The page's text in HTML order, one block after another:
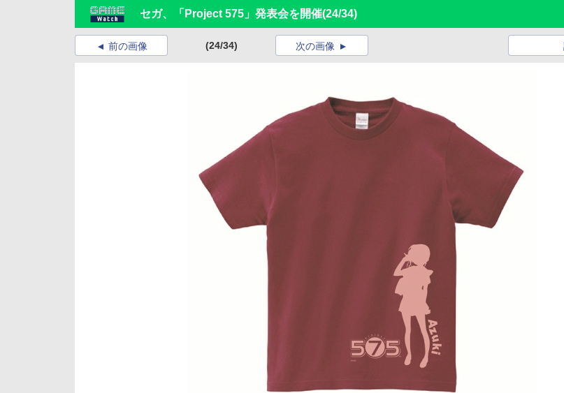
セガ、「Project 575」発表会を開催(24/34)
前の画像 (24/34) 次の画像